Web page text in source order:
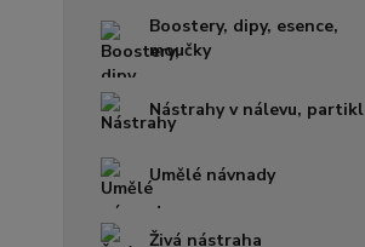
Boostery, dipy, esence,
moučky
Nástrahy v nálevu, partikl
Umělé návnady
Živá nástraha